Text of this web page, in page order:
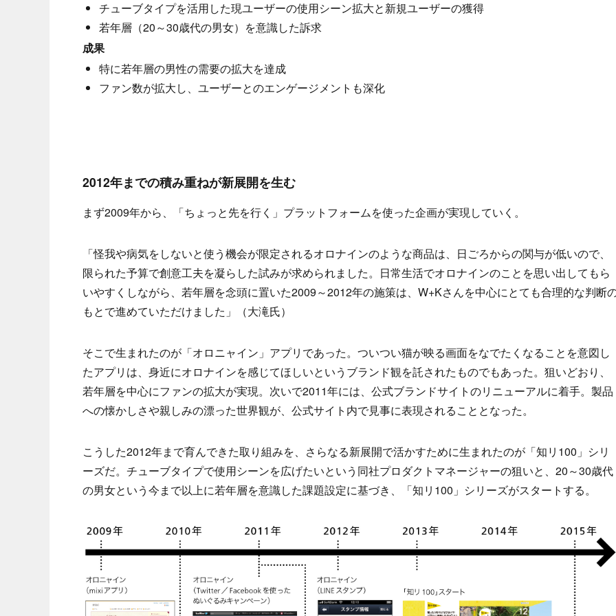
チューブタイプを活用した現ユーザーの使用シーン拡大と新規ユーザーの獲得
若年層（20～30歳代の男女）を意識した訴求
成果
特に若年層の男性の需要の拡大を達成
ファン数が拡大し、ユーザーとのエンゲージメントも深化
2012年までの積み重ねが新展開を生む
まず2009年から、「ちょっと先を行く」プラットフォームを使った企画が実現していく。
「怪我や病気をしないと使う機会が限定されるオロナインのような商品は、日ごろからの関与が低いので、
限られた予算で創意工夫を凝らした試みが求められました。日常生活でオロナインのことを思い出してもら
いやすくしながら、若年層を念頭に置いた2009～2012年の施策は、W+Kさんを中心にとても合理的な判断
もとで進めていただけました」（大滝氏）
そこで生まれたのが「オロニャイン」アプリであった。ついつい猫が映る画面をなでたくなることを意図し
たアプリは、身近にオロナインを感じてほしいというブランド観を託されたものでもあった。狙いどおり、
若年層を中心にファンの拡大が実現。次いで2011年には、公式ブランドサイトのリニューアルに着手。製品
への懐かしさや親しみの漂った世界観が、公式サイト内で見事に表現されることとなった。
こうした2012年まで育んできた取り組みを、さらなる新展開で活かすために生まれたのが「知リ100」シリ
ーズだ。チューブタイプで使用シーンを広げたいという同社プロダクトマネージャーの狙いと、20～30歳代
の男女という今まで以上に若年層を意識した課題設定に基づき、「知リ100」シリーズがスタートする。